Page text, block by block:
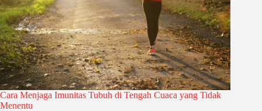
Cara Menjaga Imunitas Tubuh di Tengah Cuaca yang Tidak
Menentu